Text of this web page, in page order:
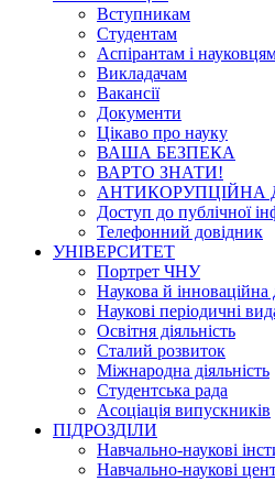
Вступникам
Студентам
Аспірантам і
Викладачам
Вакансії
Документи
Цікаво про науку
ВАША БЕЗПЕКА
ВАРТО ЗНАТИ!
АНТИКОРУПЦІЙНА
Доступ до публічної
Телефонний довідник
УНІВЕРСИТЕТ
Портрет ЧНУ
Наукова й інноваційна
Наукові періодичні
Освітня діяльність
Сталий розвиток
Міжнародна діяльність
Студентська рада
Асоціація випускників
ПІДРОЗДІЛИ
Навчально-наукові
Навчально-наукові